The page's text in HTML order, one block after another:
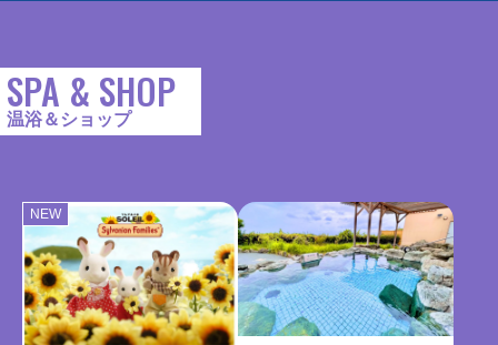
SPA & SHOP
温浴＆ショップ
NEW